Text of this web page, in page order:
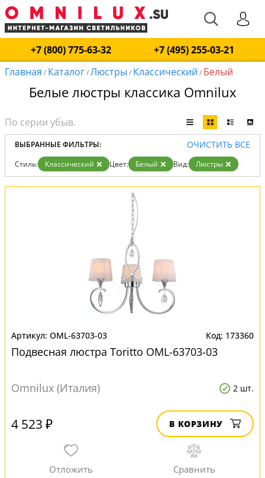
+7 (800) 775-63-32
+7 (495) 255-03-21
Главная / Каталог/Люстры / Классический / Белый
Белые люстры классика Omnilux
ВЫБРАННЫЕ ФИЛЬТРЫ: ОЧИСТИТЬ ВСЕ
Стиль: Классический Цвет: Белый Вид: Люстры
OML-63703-03 173360
Подвесная люстра Toritto OML-63703-03
Omnilux (Италия) 2 шт.
4 523 ₽ В КОРЗИНУ